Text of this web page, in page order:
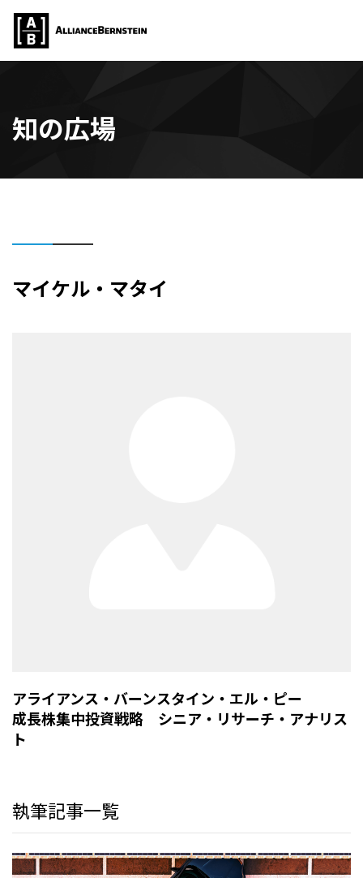
知の広場
マイケル・マタイ
アライアンス・バーンスタイン・エル・ピー
成長株集中投資戦略 シニア・リサーチ・アナリス
ト
執筆記事一覧